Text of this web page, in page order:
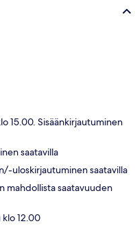
15.00. Sisäänkirjautuminen
saatavilla
uloskirjautuminen saatavilla
mahdollista saatavuuden
12.00